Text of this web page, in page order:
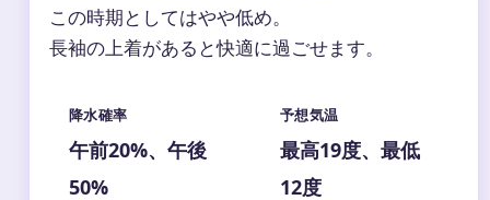
この時期としてはやや低め。
長袖の上着があると快適に過ごせます。
降水確率
午前20%、午後
50%
予想気温
最高19度、最低
12度